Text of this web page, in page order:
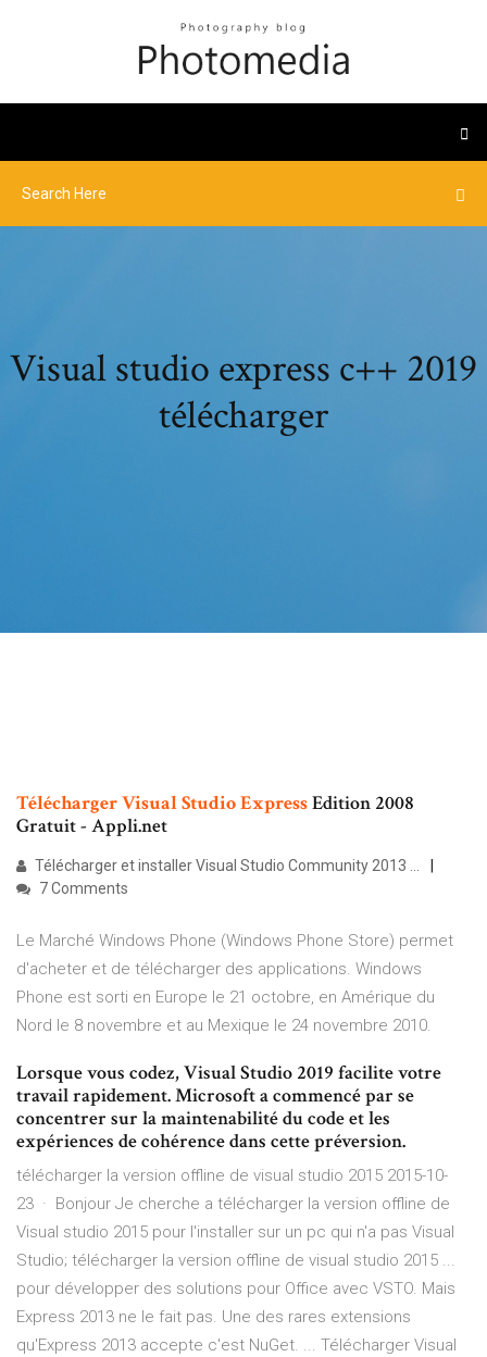
Visual studio express c++ 2019
télécharger
TéléchargerVisualStudioExpressEdition 2008
Gratuit - Appli.net
Télécharger et installer Visual Studio Community 2013 ...
7 Comments
Le Marché Windows Phone (Windows Phone Store) permet
d'acheter et de télécharger des applications. Windows
Phone est sorti en Europe le 21 octobre, en Amérique du
Nord le 8 novembre et au Mexique le 24 novembre 2010.
Lorsque vous codez, Visual Studio 2019 facilite votre
travail rapidement. Microsoft a commencé par se
concentrer sur la maintenabilité du code et les
expériences de cohérence dans cette préversion.
télécharger la version offline de visual studio 2015 2015-10-
23 · Bonjour Je cherche a télécharger la version offline de
Visual studio 2015 pour l'installer sur un pc qui n'a pas Visual
Studio; télécharger la version offline de visual studio 2015 ...
pour développer des solutions pour Office avec VSTO. Mais
Express 2013 ne le fait pas. Une des rares extensions
qu'Express 2013 accepte c'est NuGet. ... Télécharger Visual